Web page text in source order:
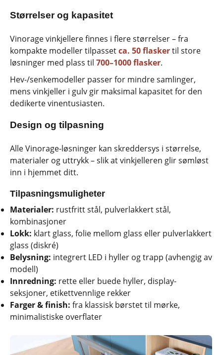
Størrelser og kapasitet
Vinorage vinkjellere finnes i flere størrelser – fra
kompakte modeller tilpassetca. 50 flaskertil store
løsninger med plass til 700–1000 flasker.
Hev-/senkemodeller passer for mindre samlinger,
mens vinkjeller i gulv gir maksimal kapasitet for den
dedikerte vinentusiasten.
Design og tilpasning
Alle Vinorage-løsninger kan skreddersys i størrelse,
materialer og uttrykk – slik at vinkjelleren glir sømløst
inn i hjemmet ditt.
Tilpasningsmuligheter
Materialer: rustfritt stål, pulverlakkert stål,
kombinasjoner
Lokk: klart glass, folie mellom glass eller pulverlakkert
glass (diskré)
Belysning: integrert LED i hyller og trapp (avhengig av
modell)
Innredning: rette eller buede hyller, display-
seksjoner, etikettvennlige rekker
Farger & finish: fra klassisk børstet til mørke,
minimalistiske overflater